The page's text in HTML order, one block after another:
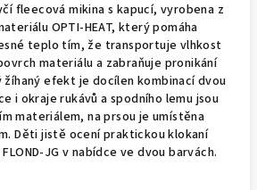
fleecová mikina s kapucí, vyrobena z
OPTI-HEAT, který pomáha
teplo tím, že transportuje vlhkost
materiálu a zabraňuje pronikání
žíhaný efekt je docílen kombinací dvou
i okraje rukávů a spodního lemu jsou
materiálem, na prsou je umístěna
Děti jistě ocení praktickou klokaní
JG v nabídce ve dvou barvách.